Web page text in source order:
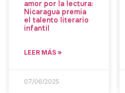
amor por la lectura:
Nicaragua premia
el talento literario
infantil
LEER MÁS »
07/06/2025